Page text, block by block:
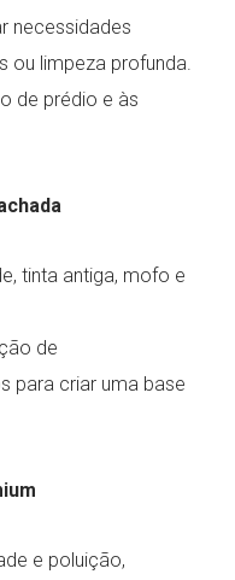
necessidades
ou limpeza profunda.
de prédio e às
tinta antiga, mofo e
de
para criar uma base
e poluição,